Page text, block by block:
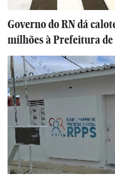
Governo do RN dá
milhões à Prefeitura de